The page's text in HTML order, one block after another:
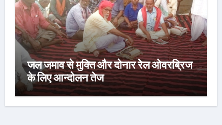
जल जमाव से मुक्ति और दोनार रेल ओवरब्रिज
के लिए आन्दोलन तेज